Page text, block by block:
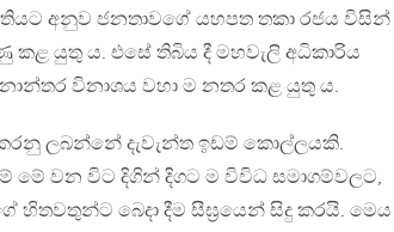
අනුව ජනතාවගේ යහපත තකා රජය විසින්
යුතු ය. එසේ තිබිය දී මහවැලි අධිකාරිය
විනාශය වහා ම නතර කළ යුතු ය.
ලබන්නේ දැවැන්ත ඉඩම් කොල්ලයකි.
මේ වන විට දිගින් දිගට ම විවිධ සමාගම්වලට,
හිතවතුන්ට බෙදා දීම සීඝ‍්‍රයෙන් සිදු කරයි. මෙය